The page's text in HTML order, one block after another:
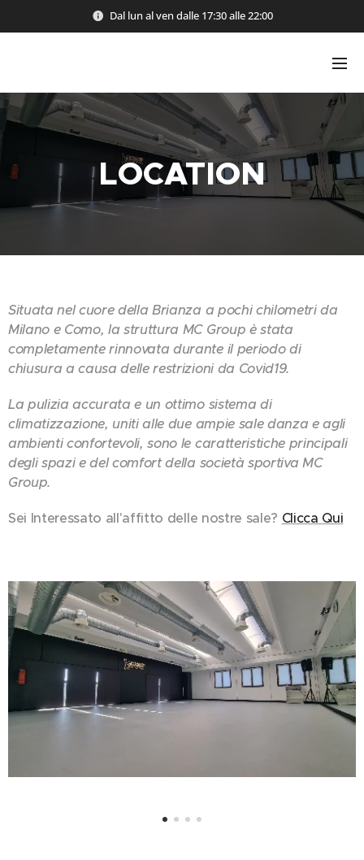
Dal lun al ven dalle 17:30 alle 22:00
LOCATION
Situata nel cuore della Brianza a pochi chilometri da
Milano e Como, la struttura MC Group è stata
completamente rinnovata durante il periodo di
chiusura a causa delle restrizioni da Covid19.
La pulizia accurata e un ottimo sistema di
climatizzazione, uniti alle due ampie sale danza e agli
ambienti confortevoli, sono le caratteristiche principali
degli spazi e del comfort della società sportiva MC
Group.
Sei Interessato all'affitto delle nostre sale? Clicca Qui